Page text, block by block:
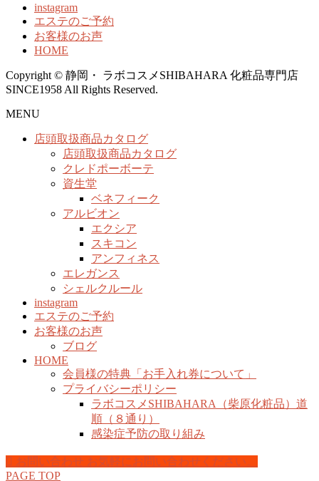
instagram
エステのご予約
お客様のお声
HOME
Copyright © 静岡・ ラボコスメSHIBAHARA 化粧品専門店
SINCE1958 All Rights Reserved.
MENU
店頭取扱商品カタログ
店頭取扱商品カタログ
クレドポーボーテ
資生堂
ベネフィーク
アルビオン
エクシア
スキコン
アンフィネス
エレガンス
シェルクルール
instagram
エステのご予約
お客様のお声
ブログ
HOME
会員様の特典「お手入れ券について」
プライバシーポリシー
ラボコスメSHIBAHARA（柴原化粧品）道
順（８通り）
感染症予防の取り組み
お問い合わせ お気軽にお問い合わせください。
PAGE TOP